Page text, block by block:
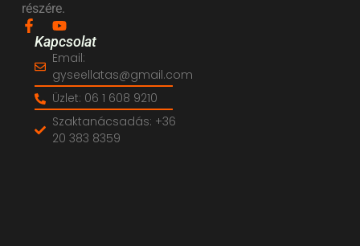
részére.
Kapcsolat
Email:
gyseellatas@gmail.com
Üzlet: 06 1 608 9210
Szaktanácsadás: +36
20 383 8359